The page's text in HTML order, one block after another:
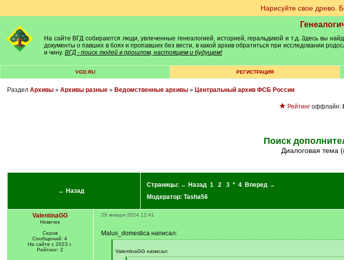
Нарисуйте свое древо.
На сайте ВГД собираются люди, увлеченные генеалогией, историей, геральдикой и т.д. Здесь вы
документы о павших в боях и пропавших без вести, в какой архив обратиться при исследовании
и чину. ВГД - поиск людей в прошлом, настоящем и будущем!
VGD.RU РЕГИСТРАЦИЯ
Раздел Архивы» Архивы разные» Ведомственные архивы» Центральный архив ФСБ России
★ Рейтинг оффлайн:
Поиск
Диалоговая тема
← Назад
Страницы: ← Назад 1 2 3 * 4
Вперед →
Модератор: Tasha56
ValentinaGG
Новичок
Серов
Сообщений: 4
На сайте с 2023 г.
Рейтинг: 2
29 января 2024 12:41
Malus_domestica написал:
q
ValentinaGG написал: